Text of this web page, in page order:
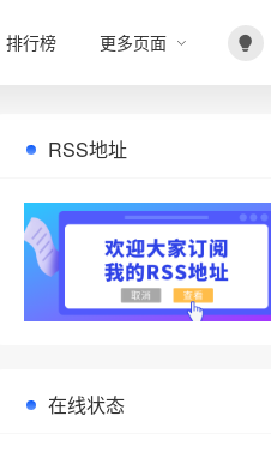
排行榜 更多页面
RSS地址
在线状态